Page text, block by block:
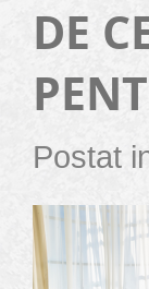
DE
Postat